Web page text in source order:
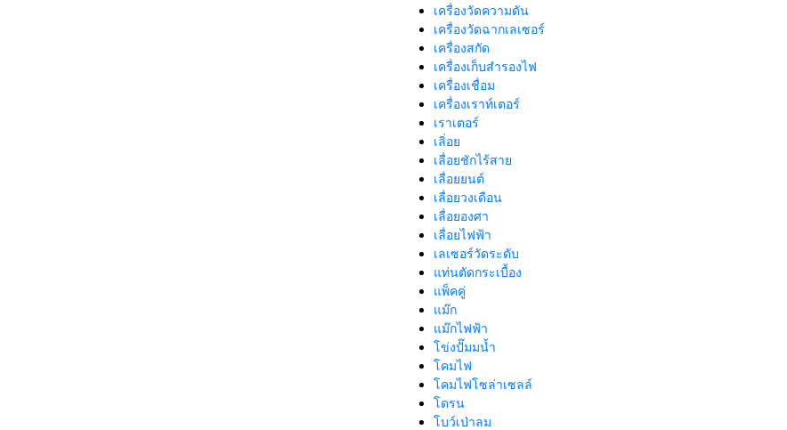
เครื่องวัดความดัน
เครื่องวัดฉากเลเซอร์
เครื่องสกัด
เครื่องเก็บสํารองไฟ
เครื่องเชื่อม
เครื่องเราท์เตอร์
เราเตอร์
เลิ่อย
เลื่อยชักไร้สาย
เลื่อยยนต์
เลื่อยวงเดือน
เลื่อยองศา
เลื่อยไฟฟ้า
เลเซอร์วัดระดับ
แท่นตัดกระเบื้อง
แพ็คคู่
แม๊ก
แม๊กไฟฟ้า
โข่งปั๊มมน้ำ
โคมไฟ
โคมไฟโซล่าเซลล์
โดรน
โบว์เป่าลม